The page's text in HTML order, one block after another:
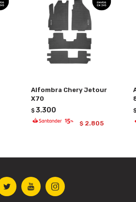
Alfombra Chery Jetour
X70
$ 3.300
$ 2.805
$
  